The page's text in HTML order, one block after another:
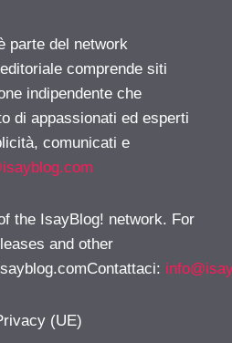
parte del network
comprende siti
indipendente che
di appassionati ed esperti
comunicati e
the IsayBlog! network. For
and other
:
(UE)